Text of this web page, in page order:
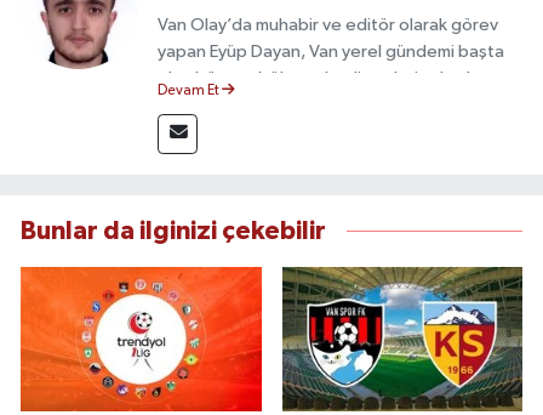
Van Olay’da muhabir ve editör olarak görev
yapan Eyüp Dayan, Van yerel gündemi başta
olmak üzere bölgesel gelişmeleri sahadan
deneyimiyle doğruluk, tarafsızlık ve etik ilkeleri
esas alan Dayan, güvenilir kaynaklara dayalı
Devam Et
Bunlar da ilginizi çekebilir